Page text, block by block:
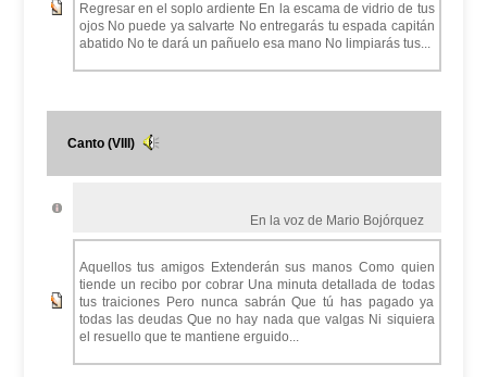
Regresar en el soplo ardiente En la escama de vidrio de tus
ojos No puede ya salvarte No entregarás tu espada capitán
abatido No te dará un pañuelo esa mano No limpiarás tus...
Canto (VIII)
En la voz de Mario Bojórquez
Aquellos tus amigos Extenderán sus manos Como quien
tiende un recibo por cobrar Una minuta detallada de todas
tus traiciones Pero nunca sabrán Que tú has pagado ya
todas las deudas Que no hay nada que valgas Ni siquiera
el resuello que te mantiene erguido...